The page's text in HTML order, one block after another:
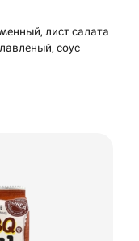
лист салата
соус